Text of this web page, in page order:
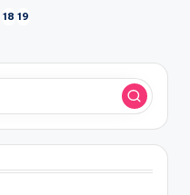
18 19